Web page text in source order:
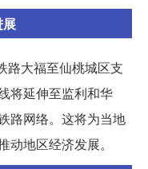
展
路大福至仙桃城区支
将延伸至监利和华
路网络。这将为当地
地区经济发展。